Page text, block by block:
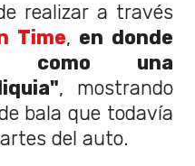
realizar a través
Time, en donde
como una
, mostrando
bala que todavía
del auto.